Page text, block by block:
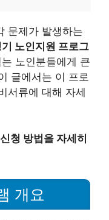
문제가 발생하는
노인지원 프로그
노인분들에게 큰
글에서는 이 프로
서류에 대해 자세
청 방법을 자세히
개요